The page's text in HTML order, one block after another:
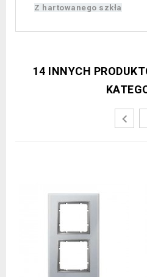
Z hartowanego szkła
14 INNYCH